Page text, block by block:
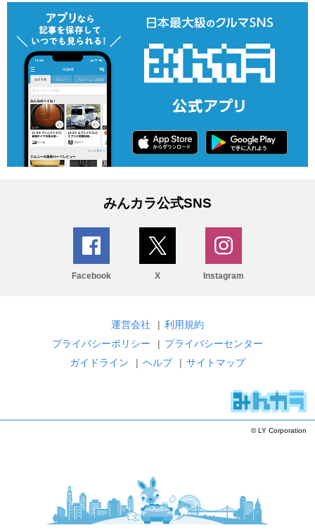
みんカラ公式SNS
Facebook X Instagram
運営会社 | 利用規約
プライバシーポリシー
| プライバシーセンター
ガイドライン
| ヘルプ | サイトマップ
© LY Corporation